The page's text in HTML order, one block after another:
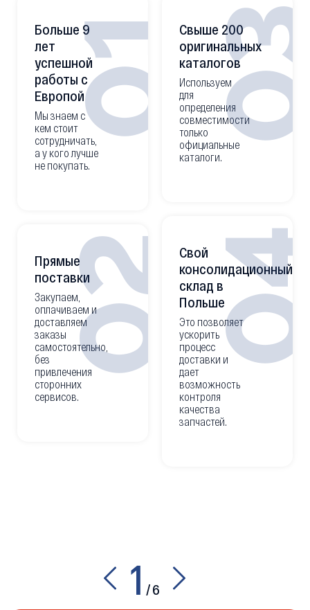
01
Больше 9
лет
успешной
работы с
Европой
Мы знаем с
кем стоит
сотрудничать,
а у кого лучше
не покупать.
02
Прямые
поставки
Закупаем,
оплачиваем и
доставляем
заказы
самостоятельно,
без
привлечения
сторонних
сервисов.
Свыше 200
оригинальных
каталогов
Используем
для
определения
совместимости
только
официальные
каталоги.
Свой
консолидационный
склад в
Польше
Это позволяет
ускорить
процесс
доставки и
дает
возможность
контроля
качества
запчастей.
1 /6